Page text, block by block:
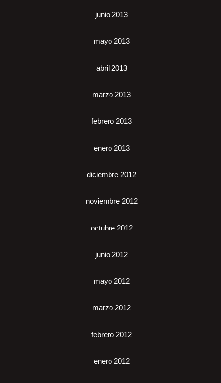
junio 2013
mayo 2013
abril 2013
marzo 2013
febrero 2013
enero 2013
diciembre 2012
noviembre 2012
octubre 2012
junio 2012
mayo 2012
marzo 2012
febrero 2012
enero 2012